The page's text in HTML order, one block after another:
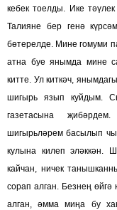
кебек тоелды. Ике
Талияне бер генә
бөтерелде. Мине гомуми
атна буе янымда мине
китте. Ул киткәч,
шигырь язып куйдым.
газетасына
шигырьләрем басылып
кулына килеп эләккән.
кайчан, ничек
сорап алган. Безнең
алган, әмма миңа бу